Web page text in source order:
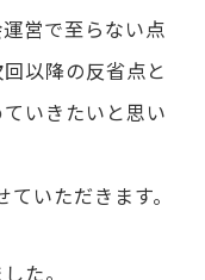
営で至らない点
以降の反省点と
いきたいと思い
いただきます。
た。